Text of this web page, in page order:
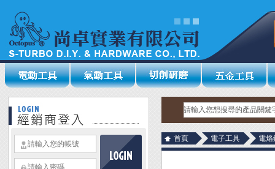
首頁 電子工具 電